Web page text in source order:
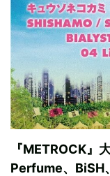
『METROCK
Perfume、BiSH